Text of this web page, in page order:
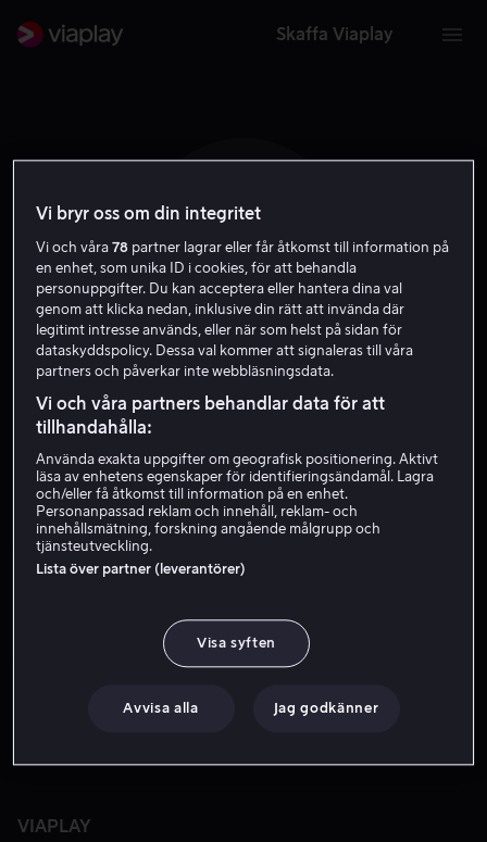
Skaffa Viaplay
O O
Orson Oblowitz
VIAPLAY
Vi bryr oss om din integritet
Vi och våra78 partner lagrar eller får åtkomst till information på
en enhet, som unika ID i cookies, för att behandla
personuppgifter. Du kan acceptera eller hantera dina val
genom att klicka nedan, inklusive din rätt att invända där
legitimt intresse används, eller när som helst på sidan för
dataskyddspolicy. Dessa val kommer att signaleras till våra
partners och påverkar inte webbläsningsdata.
Vi och våra partners behandlar data för att
tillhandahålla:
Använda exakta uppgifter om geografisk positionering. Aktivt
läsa av enhetens egenskaper för identifieringsändamål. Lagra
och/eller få åtkomst till information på en enhet.
Personanpassad reklam och innehåll, reklam- och
innehållsmätning, forskning angående målgrupp och
tjänsteutveckling.
Lista över partner (leverantörer)
Visa syften
Avvisa alla Jag godkänner